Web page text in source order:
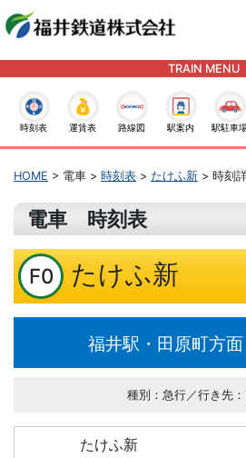
TRAIN MENU
時刻表 運賃表 路線図 駅案内 駅駐車
HOME > 電車 > 時刻表 > たけふ新 > 時刻
電車 時刻表
F0 たけふ新
福井駅・田原町方
種別：急行／行き先
たけふ新